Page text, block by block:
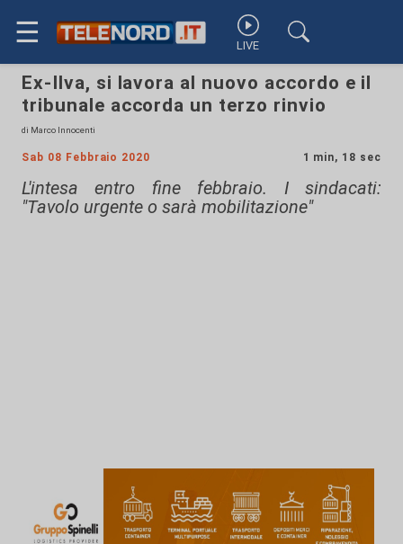
☰ LIVE
Ex-Ilva, si lavora al nuovo accordo e il
tribunale accorda un terzo rinvio
di Marco Innocenti
Sab 08 Febbraio 2020 1 min, 18 sec
L'intesa entro fine febbraio. I sindacati:
"Tavolo urgente o sarà mobilitazione"